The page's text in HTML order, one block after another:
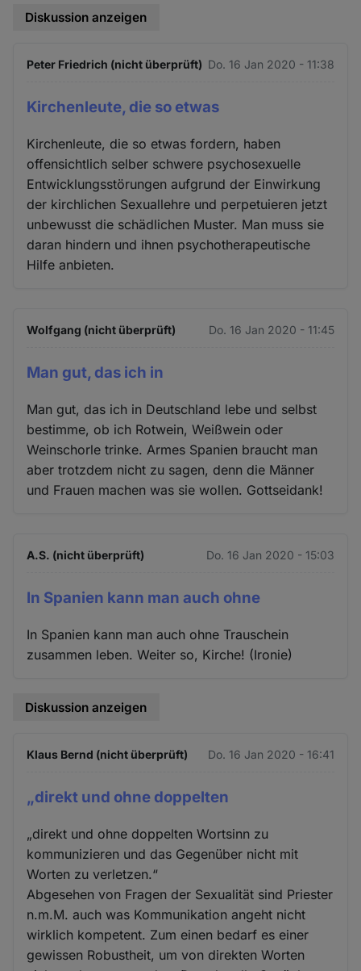
Diskussion anzeigen
Peter Friedrich (nicht überprüft) Do. 16 Jan 2020 - 11:38
Kirchenleute, die so etwas
Kirchenleute, die so etwas fordern, haben
offensichtlich selber schwere psychosexuelle
Entwicklungsstörungen aufgrund der Einwirkung
der kirchlichen Sexuallehre und perpetuieren jetzt
unbewusst die schädlichen Muster. Man muss sie
daran hindern und ihnen psychotherapeutische
Hilfe anbieten.
Wolfgang (nicht überprüft) Do. 16 Jan 2020 - 11:45
Man gut, das ich in
Man gut, das ich in Deutschland lebe und selbst
bestimme, ob ich Rotwein, Weißwein oder
Weinschorle trinke. Armes Spanien braucht man
aber trotzdem nicht zu sagen, denn die Männer
und Frauen machen was sie wollen. Gottseidank!
A.S. (nicht überprüft) Do. 16 Jan 2020 - 15:03
In Spanien kann man auch ohne
In Spanien kann man auch ohne Trauschein
zusammen leben. Weiter so, Kirche! (Ironie)
Diskussion anzeigen
Klaus Bernd (nicht überprüft) Do. 16 Jan 2020 - 16:41
„direkt und ohne doppelten
„direkt und ohne doppelten Wortsinn zu
kommunizieren und das Gegenüber nicht mit
Worten zu verletzen.“
Abgesehen von Fragen der Sexualität sind Priester
n.m.M. auch was Kommunikation angeht nicht
wirklich kompetent. Zum einen bedarf es einer
gewissen Robustheit, um von direkten Worten